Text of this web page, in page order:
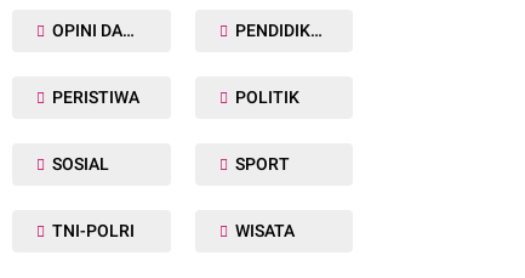
OPINI DAN ARTIKEL PENDIDIKAN
PERISTIWA POLITIK
SOSIAL SPORT
TNI-POLRI WISATA